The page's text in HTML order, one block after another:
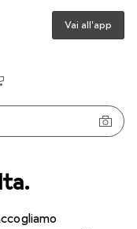
Vai all'app
per l'astigmatismo